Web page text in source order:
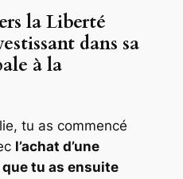
la Liberté
dans sa
à la
tu as commencé
l’achat d’une
tu as ensuite